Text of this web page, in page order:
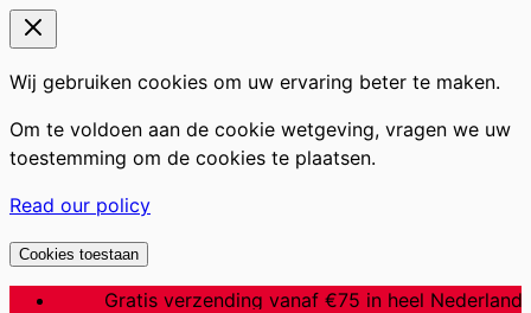
Wij gebruiken cookies om uw ervaring beter te maken.
Om te voldoen aan de cookie wetgeving, vragen we uw
toestemming om de cookies te plaatsen.
Read our policy
Cookies toestaan
Gratis verzending vanaf €75 in heel Nederland